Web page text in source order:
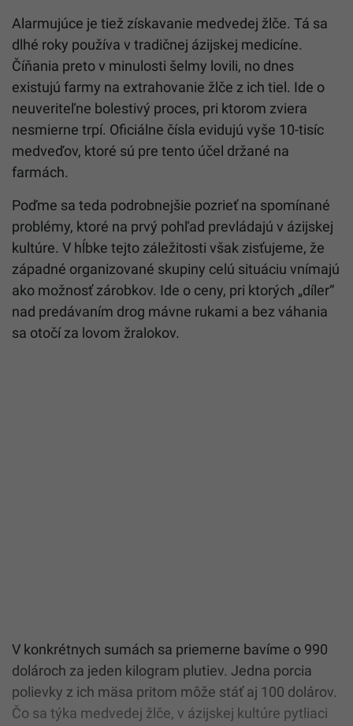
Alarmujúce je tiež získavanie medvedej žlče. Tá sa
dlhé roky používa v tradičnej ázijskej medicíne.
Číňania preto v minulosti šelmy lovili, no dnes
existujú farmy na extrahovanie žlče z ich tiel. Ide o
neuveriteľne bolestivý proces, pri ktorom zviera
nesmierne trpí. Oficiálne čísla evidujú vyše 10-tisíc
medveďov, ktoré sú pre tento účel držané na
farmách.
Poďme sa teda podrobnejšie pozrieť na spomínané
problémy, ktoré na prvý pohľad prevládajú v ázijskej
kultúre. V hĺbke tejto záležitosti však zisťujeme, že
západné organizované skupiny celú situáciu vnímajú
ako možnosť zárobkov. Ide o ceny, pri ktorých „díler“
nad predávaním drog mávne rukami a bez váhania
sa otočí za lovom žralokov.
V konkrétnych sumách sa priemerne bavíme o 990
dolároch za jeden kilogram plutiev. Jedna porcia
polievky z ich mäsa pritom môže stáť aj 100 dolárov.
Čo sa týka medvedej žlče, v ázijskej kultúre pytliaci